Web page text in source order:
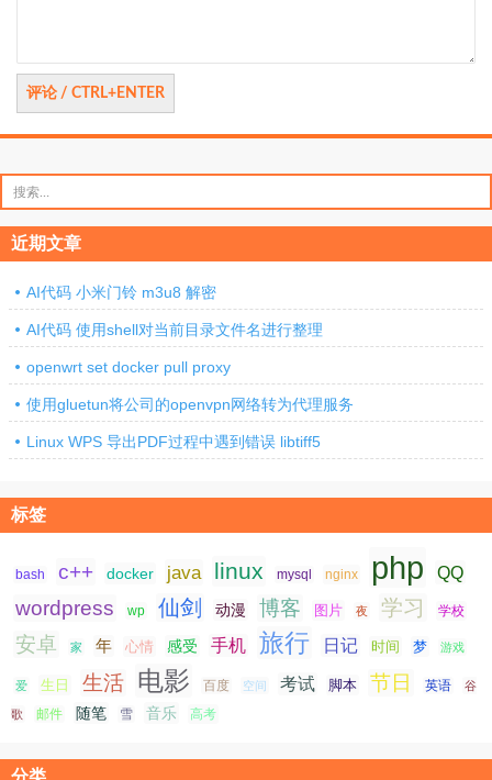
索：
近期文章
AI代码 小米门铃 m3u8 解密
AI代码 使用shell对当前目录文件名进行整理
openwrt set docker pull proxy
使用gluetun将公司的openvpn网络转为代理服务
Linux WPS 导出PDF过程中遇到错误 libtiff5
标签
bash c++ docker java linux mysql nginx php QQ
wordpress wp 仙剑 动漫 博客 图片 夜 学习 学校
安卓 家 年 心情 感受 手机 旅行 日记 时间 梦 游戏
爱 生日 生活 电影 百度 空间 考试 脚本 节日 英语 谷
歌 邮件 随笔 雪 音乐 高考
分类